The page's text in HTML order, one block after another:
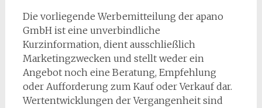
Die vorliegende Werbemitteilung der apano
GmbH ist eine unverbindliche
Kurzinformation, dient ausschließlich
Marketingzwecken und stellt weder ein
Angebot noch eine Beratung, Empfehlung
oder Aufforderung zum Kauf oder Verkauf dar.
Wertentwicklungen der Vergangenheit sind